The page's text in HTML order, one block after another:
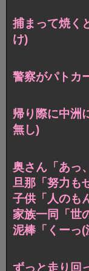
捕まって焼く
け)
警察がパトカ
帰り際に中洲
無し)
奥さん「あっ
旦那「努力も
子供「人のも
家族一同「世
泥棒「くーっ
ずっと走り回